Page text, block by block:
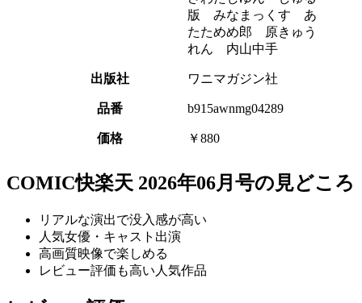
版 みなまっくす あ
たためめ郎 原きゅう
れん 内山中手
出版社 ワニマガジン社
品番 b915awnmg04289
価格 ￥880
COMIC快楽天 2026年06月号の見どころ
リアルな演出で没入感が高い
人気女優・キャスト出演
高画質映像で楽しめる
レビュー評価も高い人気作品